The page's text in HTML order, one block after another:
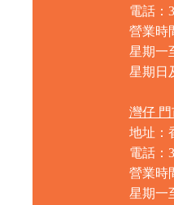
電話：
營業時
星期一
星期日
灣仔 門
地址：
電話：
營業時
星期一